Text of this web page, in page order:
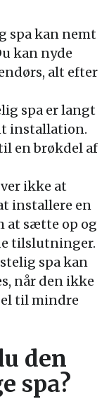
spa kan nemt
kan nyde
alt efter
spa er langt
installation.
en brøkdel af
ikke at
installere en
at sætte op og
tilslutninger.
spa kan
når den ikke
til mindre
den
spa?